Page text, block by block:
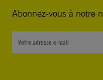
Abonnez-vous à notre